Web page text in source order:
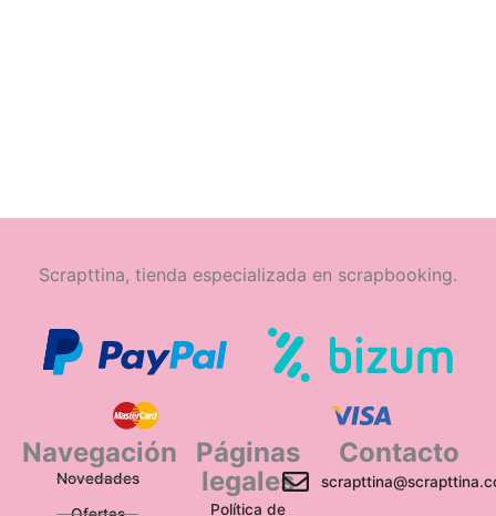
Scrapttina, tienda especializada en scrapbooking.
Navegación
Novedades
Páginas
legales
Política de
Contacto